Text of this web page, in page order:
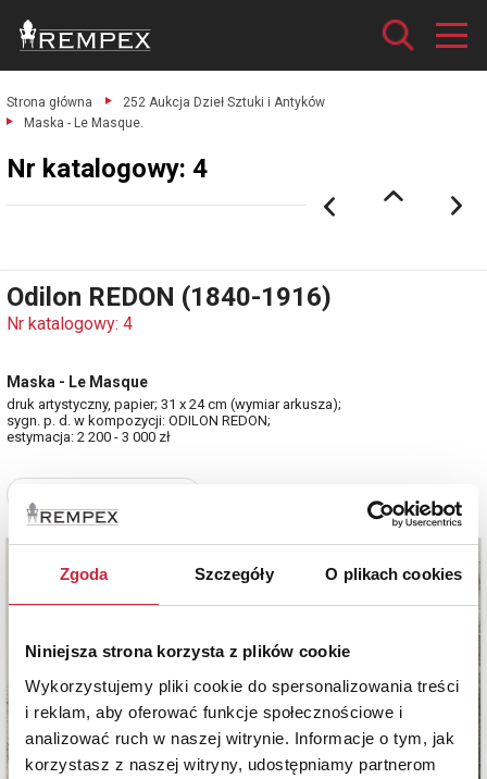
Zgoda Szczegóły O plikach cookies
Niniejsza strona korzysta z plików cookie
Wykorzystujemy pliki cookie do spersonalizowania treści
i reklam, aby oferować funkcje społecznościowe i
analizować ruch w naszej witrynie. Informacje o tym, jak
korzystasz z naszej witryny, udostępniamy partnerom
Strona główna
252 Aukcja Dzieł Sztuki i Antyków
Maska - Le Masque.
Nr katalogowy: 4
Odilon REDON (1840-1916)
Nr katalogowy: 4
Maska - Le Masque
druk artystyczny, papier; 31 x 24 cm (wymiar arkusza);
sygn. p. d. w kompozycji: ODILON REDON;
estymacja: 2 200 - 3 000 zł